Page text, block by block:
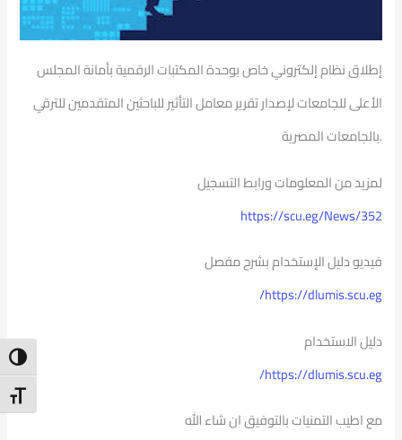
إطلاق نظام إلكتروني خاص بوحدة المكتبات الرقمية بأمانة المجلس
الأعلى للجامعات لإصدار تقرير معامل التأثير للباحثين المتقدمين للترقي
.بالجامعات المصرية
لمزيد من المعلومات ورابط التسجيل
https://scu.eg/News/352
فيديو دليل الإستخدام بشرح مفصل
https://dlumis.scu.eg/
دليل الاستخدام
https://dlumis.scu.eg/
مع اطيب التمنيات بالتوفيق ان شاء الله